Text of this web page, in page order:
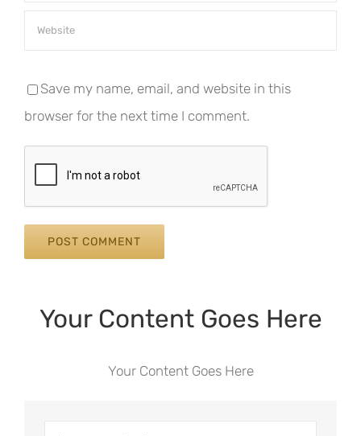
Save my name, email, and website in this
browser for the next time I comment.
Your Content Goes Here
Your Content Goes Here